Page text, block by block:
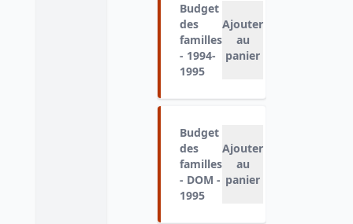
Budget
des
familles
- 1994-
1995
Ajouter
au
panier
Budget
des
familles
- DOM -
1995
Ajouter
au
panier